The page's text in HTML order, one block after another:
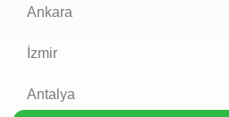
Ankara
İzmir
Antalya